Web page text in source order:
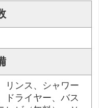
リンス、シャワー
ドライヤー、バス